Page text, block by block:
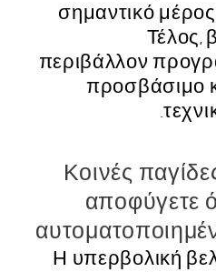
σημαντικό
Τέλος,
περιβάλλον
προσβάσιμο
Κοινές
αποφύγετε
Η υπερβολική